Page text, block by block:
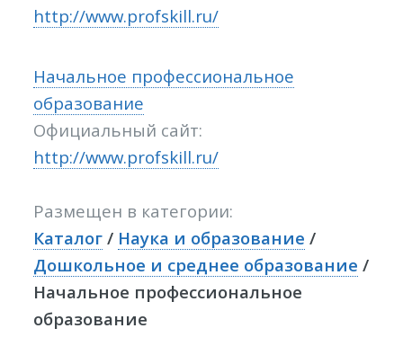
http://www.profskill.ru/
Начальное профессиональное
образование
Официальный сайт:
http://www.profskill.ru/
Размещен в категории:
Каталог / Наука и образование /
Дошкольное и среднее образование /
Начальное профессиональное
образование